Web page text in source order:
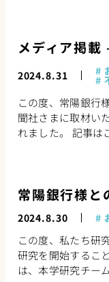
メディア掲
2024.8.31
この度、常陽銀行
聞社さまに取材い
れました。 記事は
常陽銀行様と
2024.8.30
この度、私たち研
研究を開始するこ
は、本学研究チー